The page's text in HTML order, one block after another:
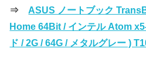
⇒ ASUS ノートブック
Home 64Bit / インテル Atom
ド / 2G / 64G / メタルグレー )